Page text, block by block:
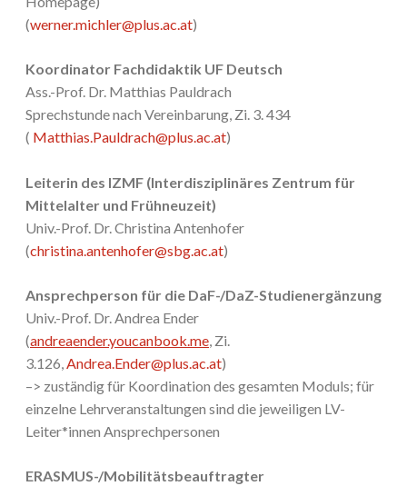
(werner.michler@plus.ac.at)
Koordinator Fachdidaktik UF Deutsch
Ass.-Prof. Dr. Matthias Pauldrach
Sprechstunde nach Vereinbarung, Zi. 3. 434
( Matthias.Pauldrach@plus.ac.at)
Leiterin des IZMF (Interdisziplinäres Zentrum für
Mittelalter und Frühneuzeit)
Univ.-Prof. Dr. Christina Antenhofer
(christina.antenhofer@sbg.ac.at)
Ansprechperson für die DaF-/DaZ-Studienergänzung
Univ.-Prof. Dr. Andrea Ender
(andreaender.youcanbook.me, Zi.
3.126,Andrea.Ender@plus.ac.at)
–> zuständig für Koordination des gesamten Moduls; für
einzelne Lehrveranstaltungen sind die jeweiligen LV-
Leiter*innen Ansprechpersonen
ERASMUS-/Mobilitätsbeauftragter